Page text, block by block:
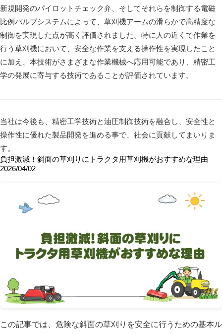
新規開発のパイロットチェック弁、そしてそれらを制御する電磁
比例バルブシステムによって、草刈機アームの滑らかで高精度な
制御を実現した点が高く評価されました。特に人の近くで作業を
行う草刈機において、安全な作業を支える操作性を実現したこと
に加え、本技術がさまざまな作業機械へ応用可能であり、精密工
学の発展に寄与する技術であることが評価されています。
当社は今後も、精密工学技術と油圧制御技術を融合し、安全性と
操作性に優れた製品開発を進める事で、社会に貢献してまいりま
す。
負担激減！斜面の草刈りにトラクタ用草刈機がおすすめな理由
2026/04/02
この記事では、危険な斜面の草刈りを安全に行うための基本ル